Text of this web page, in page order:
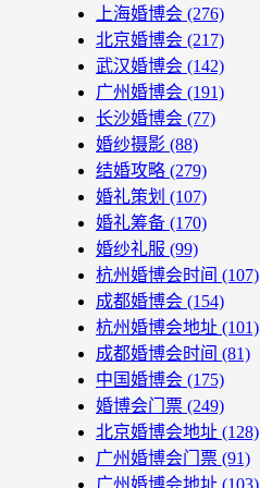
上海婚博会 (276)
北京婚博会 (217)
武汉婚博会 (142)
广州婚博会 (191)
长沙婚博会 (77)
婚纱摄影 (88)
结婚攻略 (279)
婚礼策划 (107)
婚礼筹备 (170)
婚纱礼服 (99)
杭州婚博会时间 (107)
成都婚博会 (154)
杭州婚博会地址 (101)
成都婚博会时间 (81)
中国婚博会 (175)
婚博会门票 (249)
北京婚博会地址 (128)
广州婚博会门票 (91)
广州婚博会地址 (103)